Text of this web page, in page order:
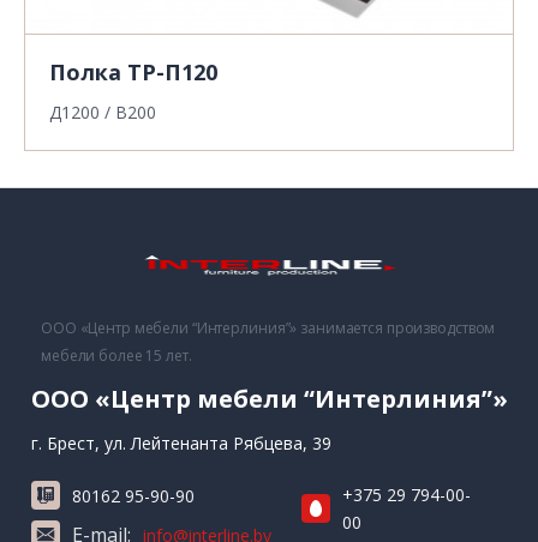
Полка ТР-П120
Д1200 / В200
ООО «Центр мебели “Интерлиния”» занимается производством
мебели более 15 лет.
ООО «Центр мебели “Интерлиния”»
г. Брест, ул. Лейтенанта Рябцева, 39
80162 95-90-90
E-mail: info@interline.by
+375 29 794-00-
00